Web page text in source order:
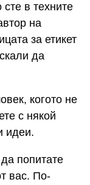
в техните
на
за етикет
да
когото не
с някой
идеи.
попитате
вас. По-